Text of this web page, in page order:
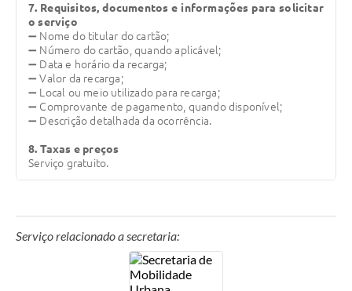
7. Requisitos, documentos e informações para solicitar
o serviço
➖ Nome do titular do cartão;
➖ Número do cartão, quando aplicável;
➖ Data e horário da recarga;
➖ Valor da recarga;
➖ Local ou meio utilizado para recarga;
➖ Comprovante de pagamento, quando disponível;
➖ Descrição detalhada da ocorrência.
8. Taxas e preços
Serviço gratuito.
Serviço relacionado a secretaria: